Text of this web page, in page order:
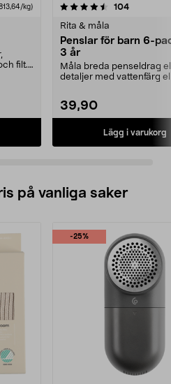
kg)
filt.
104
Rita & måla
Penslar för barn 6-
3 år
Måla breda penseldrag
detaljer med vattenfärg
39,90
Lägg i varukorg
4.5 av 5 stjärnor
på vanliga saker
-25%